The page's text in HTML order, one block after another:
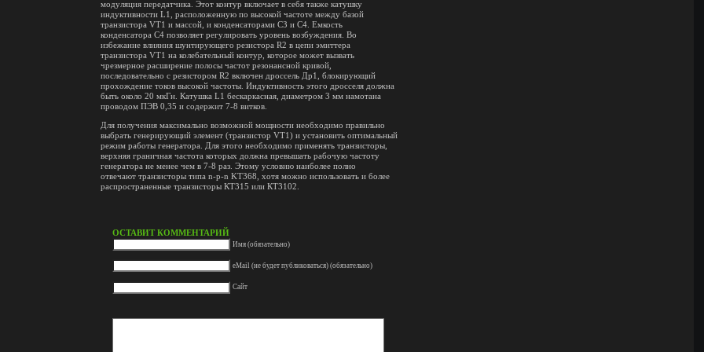
модуляция передатчика. Этот контур включает в себя также катушку
индуктивности L1, расположенную по высокой частоте между базой
транзистора VT1 и массой, и конденсаторами СЗ и С4. Емкость
конденсатора С4 позволяет регулировать уровень возбуждения. Во
избежание влияния шунтирующего резистора R2 в цепи эмиттера
транзистора VT1 на колебательный контур, которое может вызвать
чрезмерное расширение полосы частот резонансной кривой,
последовательно с резистором R2 включен дроссель Др1, блокирующий
прохождение токов высокой частоты. Индуктивность этого дросселя должна
быть около 20 мкГн. Катушка L1 бескаркасная, диаметром 3 мм намотана
проводом ПЭВ 0,35 и содержит 7-8 витков.
Для получения максимально возможной мощности необходимо правильно
выбрать генерирующий элемент (транзистор VT1) и установить оптимальный
режим работы генератора. Для этого необходимо применять транзисторы,
верхняя граничная частота которых должна превышать рабочую частоту
генератора не менее чем в 7-8 раз. Этому условию наиболее полно
отвечают транзисторы типа n-p-n KT368, хотя можно использовать и более
распространенные транзисторы КТ315 или КТ3102.
ОСТАВИТ КОММЕНТАРИЙ
Имя (обязательно)
eMail (не будет публиковаться) (обязательно)
Сайт